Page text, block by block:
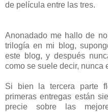
de película entre las tres.
Anonadado me hallo de
trilogía en mi blog,
este blog, y después
como se suele decir, nunca
Si bien la tercera parte
primeras entregas están
precie sobre las